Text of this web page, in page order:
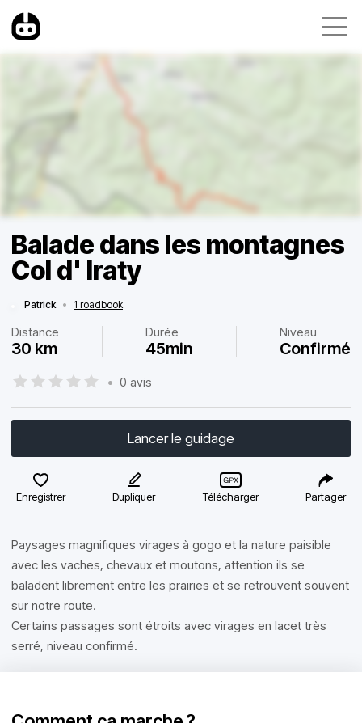
Balade dans les montagnes
Col d' Iraty
Patrick • 1 roadbook
Distance
30 km
Durée
45min
Niveau
Confirmé
• 0 avis
Lancer le guidage
Enregistrer Dupliquer Télécharger Partager
Paysages magnifiques virages à gogo et la nature paisible
avec les vaches, chevaux et moutons, attention ils se
baladent librement entre les prairies et se retrouvent souvent
sur notre route.
Certains passages sont étroits avec virages en lacet très
serré, niveau confirmé.